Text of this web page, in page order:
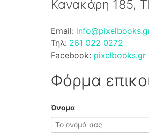
Κανακάρη 185,
Email:
Τηλ: 261 022 0272
Facebook: pixelbooks.gr
Φόρμα
Όνομα